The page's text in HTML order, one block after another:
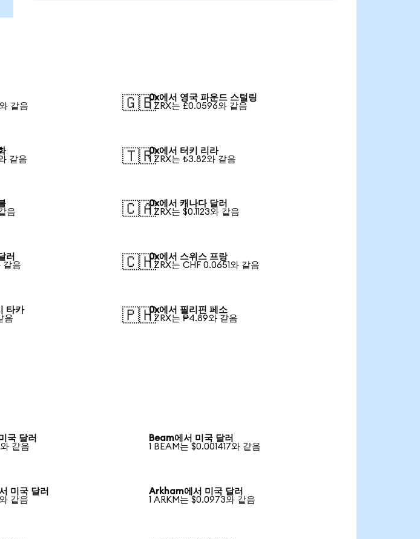
같음
🇬🇧0x에서 영국 파운드 스털링
1 ZRX는 £0.0596와 같음
같음
🇹🇷0x에서 터키 리라
1 ZRX는 ₺3.82와 같음
음
🇨🇦0x에서 캐나다 달러
1 ZRX는 $0.1123와 같음
러
같음
🇨🇭0x에서 스위스 프랑
1 ZRX는 CHF 0.0651와 같음
타카
음
🇵🇭0x에서 필리핀 페소
1 ZRX는 ₱4.89와 같음
국 달러
같음
Beam에서 미국 달러
1 BEAM는 $0.001417와 같음
미국 달러
같음
Arkham에서 미국 달러
1 ARKM는 $0.0973와 같음